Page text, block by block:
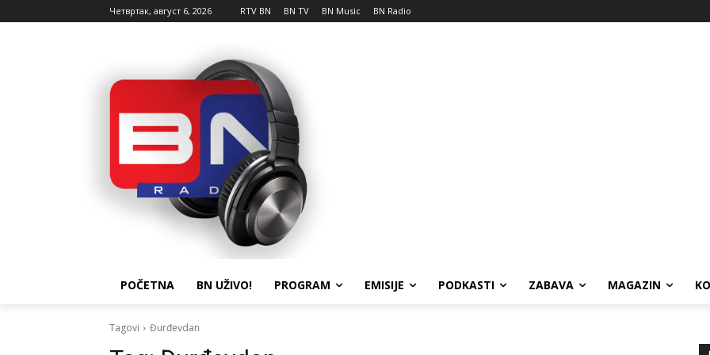
Четвртак, август 6, 2026 RTV BN BN TV BN Music BN Radio
POČETNA BN UŽIVO! PROGRAM EMISIJE PODKASTI ZABAVA MAGAZIN
Tagovi Đurđevdan